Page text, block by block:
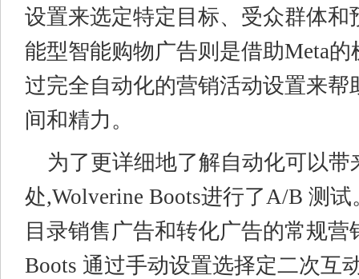
设置来选定特定目标、受众群体和
能型智能购物广告则是借助Meta
过完全自动化的营销活动设置来帮
间和精力。
为了更详细地了解自动化可以带
处,Wolverine Boots进行了A/B 测
目录销售广告和转化广告的常规营
Boots 通过手动设置选择定二次互